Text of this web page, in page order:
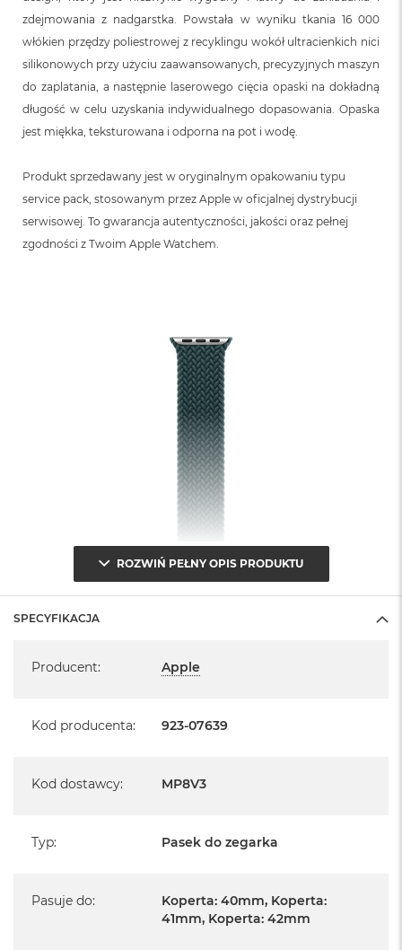
zdejmowania z nadgarstka. Powstała w wyniku tkania 16 000
włókien przędzy poliestrowej z recyklingu wokół ultracienkich nici
silikonowych przy użyciu zaawansowanych, precyzyjnych maszyn
do zaplatania, a następnie laserowego cięcia opaski na dokładną
długość w celu uzyskania indywidualnego dopasowania. Opaska
jest miękka, teksturowana i odporna na pot i wodę.
Produkt sprzedawany jest w oryginalnym opakowaniu typu
service pack, stosowanym przez Apple w oficjalnej dystrybucji
serwisowej. To gwarancja autentyczności, jakości oraz pełnej
zgodności z Twoim Apple Watchem.
ROZWIŃ PEŁNY OPIS PRODUKTU
SPECYFIKACJA
Producent: Apple
Kod producenta: 923-07639
Kod dostawcy: MP8V3
Typ: Pasek do zegarka
Pasuje do:
Koperta: 40mm, Koperta:
41mm, Koperta: 42mm